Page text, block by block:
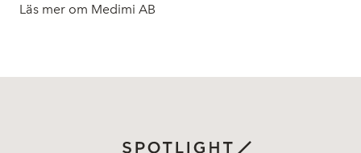
Läs mer om Medimi AB